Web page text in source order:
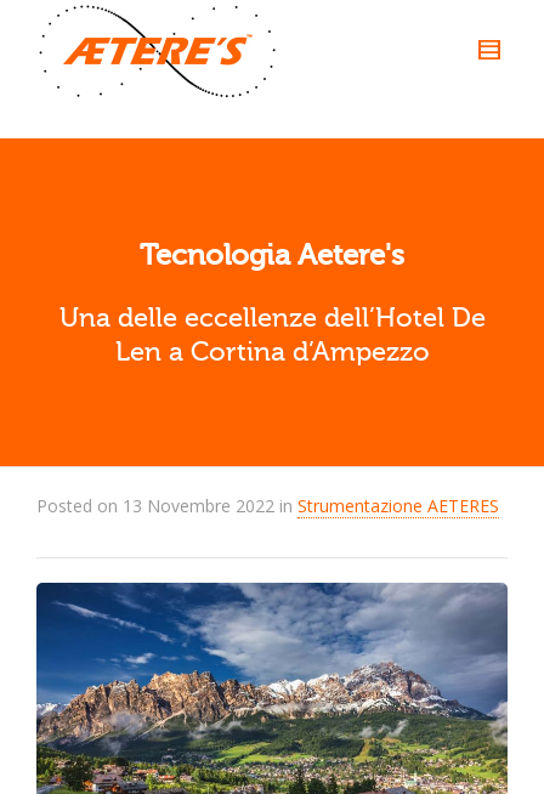
Tecnologia Aetere's
Una delle eccellenze dell’Hotel De
Len a Cortina d’Ampezzo
Posted on 13 Novembre 2022 in Strumentazione AETERES